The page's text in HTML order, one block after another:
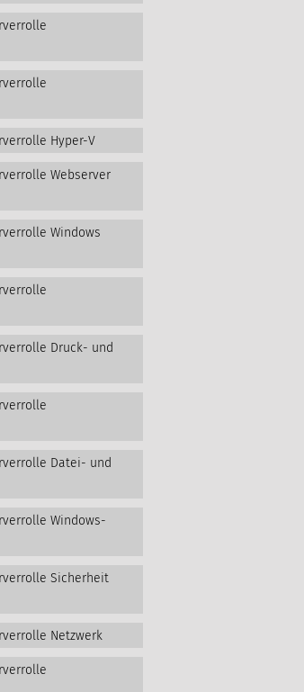
Hyper-V
Webserver
Windows
Druck- und
Datei- und
Windows-
Sicherheit
Netzwerk